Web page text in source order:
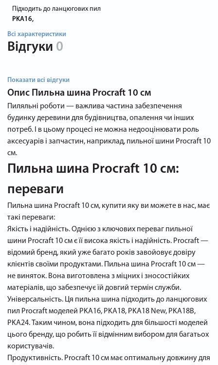
Підходить до ланцюгових пил
PKA16,
Всі характеристики
Відгуки 0
Показати всі відгуки
Опис Пильна шина Procraft 10 см
Пиляльні роботи — важлива частина забезпечення
будинку деревини для будівництва, опалення чи інших
потреб. І в цьому процесі не можна недооцінювати роль
аксесуарів і запчастин, наприклад, пильної шини Procraft 10
см.
Пильна шина Procraft 10 см:
переваги
Пильна шина Procraft 10 см, купити яку ви можете в нас, має
такі переваги:
Якість і надійність. Однією з ключових переваг пильної
шини Procraft 10 см є її висока якість і надійність. Procraft —
відомий бренд, який уже багато років завойовує довіру
клієнтів своїми продуктами. Пильна шина Procraft 10 см —
не виняток. Вона виготовлена з міцних і зносостійких
матеріалів, що забезпечує їй довгий термін служби.
Універсальність. Ця пильна шина підходить до ланцюгових
пил Procraft моделей PKA16, PKA18, PKA18 New, PKA18B,
PKA24. Таким чином, вона підходить для більшості моделей
цього бренду, що робить її відмінним вибором для багатьох
користувачів.
Продуктивність. Procraft 10 см має оптимальну довжину для